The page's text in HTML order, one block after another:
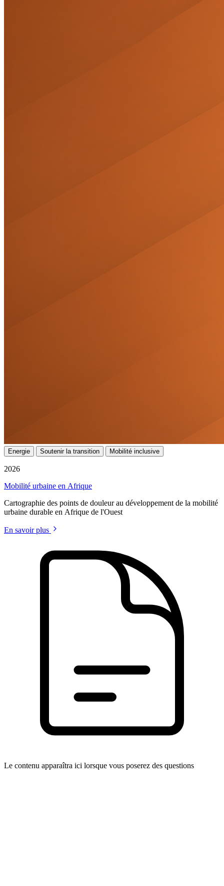
Energie Soutenir la transition Mobilité inclusive
2026
Mobilité urbaine en Afrique
Cartographie des points de douleur au développement de la mobilité
urbaine durable en Afrique de l'Ouest
En savoir plus
Le contenu apparaîtra ici lorsque vous poserez des questions